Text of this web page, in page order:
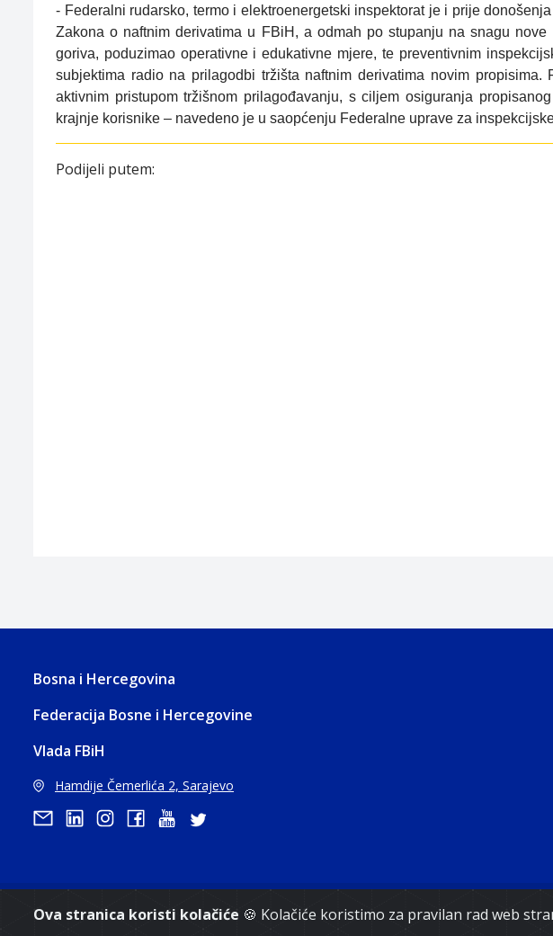
Ova stranica koristi kolačiće 🍪 Kolačiće koristimo za pravilan rad web
- Federalni rudarsko, termo i elektroenergetski inspektorat je i prije
Zakona o naftnim derivatima u FBiH, a odmah po stupanju na snagu
goriva, poduzimao operativne i edukativne mjere, te preventivnim
subjektima radio na prilagodbi tržišta naftnim derivatima novim propisima.
aktivnim pristupom tržišnom prilagođavanju, s ciljem osiguranja
krajnje korisnike – navedeno je u saopćenju Federalne uprave za
Podijeli putem:
Bosna i Hercegovina
Federacija Bosne i Hercegovine
Vlada FBiH
Hamdije Čemerlića 2, Sarajevo
Copyright 2021.